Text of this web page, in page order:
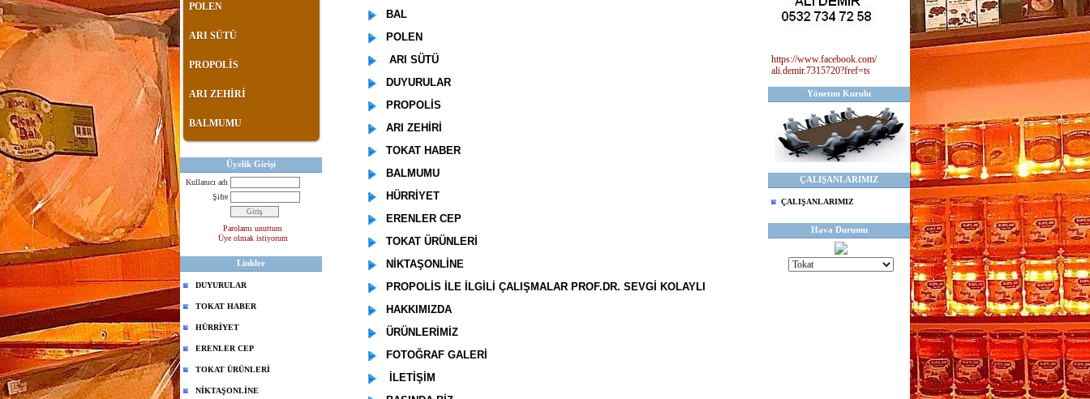
POLEN
ARI SÜTÜ
PROPOLİS
ARI ZEHİRİ
BALMUMU
Üyelik Girişi
Kullanıcı adı
Şifre
Parolamı unuttum
Üye olmak istiyorum
Linkler
DUYURULAR
TOKAT HABER
HÜRRİYET
ERENLER CEP
TOKAT ÜRÜNLERİ
NİKTAŞONLİNE
BAL
POLEN
ARI SÜTÜ
DUYURULAR
PROPOLİS
ARI ZEHİRİ
TOKAT HABER
BALMUMU
HÜRRİYET
ERENLER CEP
TOKAT ÜRÜNLERİ
NİKTAŞONLİNE
PROPOLİS İLE İLGİLİ ÇALIŞMALAR PROF.DR. SEVGİ KOLAYLI
HAKKIMIZDA
ÜRÜNLERİMİZ
FOTOĞRAF GALERİ
İLETİŞİM
https://www.facebook.com/
ali.demir.7315720?fref=ts
Yönetım Kurulu
ÇALIŞANLARIMIZ
ÇALIŞANLARIMIZ
Hava Durumu